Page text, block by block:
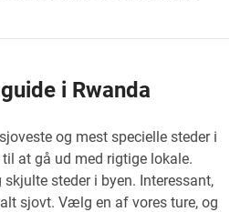
i Rwanda
og mest specielle steder i
at gå ud med rigtige lokale.
steder i byen. Interessant,
sjovt. Vælg en af vores ture, og